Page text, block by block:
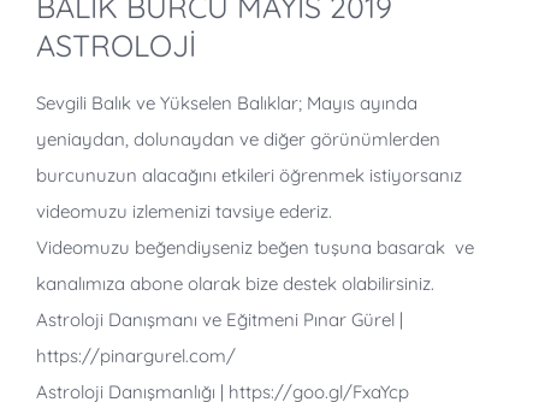
ASTROLOJİ
Sevgili Balık ve Yükselen Balıklar; Mayıs ayında
yeniaydan, dolunaydan ve diğer görünümlerden
burcunuzun alacağını etkileri öğrenmek istiyorsanız
videomuzu izlemenizi tavsiye ederiz.
Videomuzu beğendiyseniz beğen tuşuna basarak ve
kanalımıza abone olarak bize destek olabilirsiniz.
Astroloji Danışmanı ve Eğitmeni Pınar Gürel |
https://pinargurel.com/
Astroloji Danışmanlığı | https://goo.gl/FxaYcp